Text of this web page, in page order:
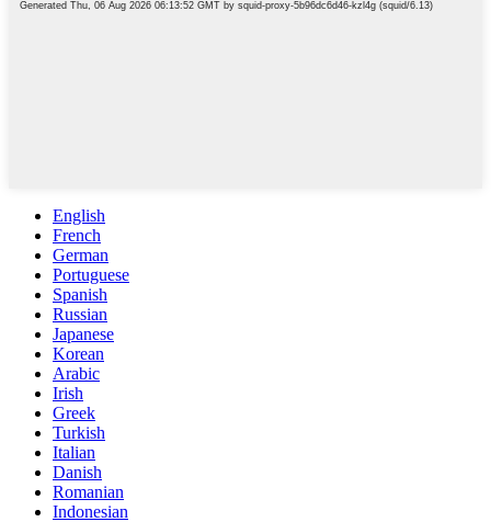
English
French
German
Portuguese
Spanish
Russian
Japanese
Korean
Arabic
Irish
Greek
Turkish
Italian
Danish
Romanian
Indonesian